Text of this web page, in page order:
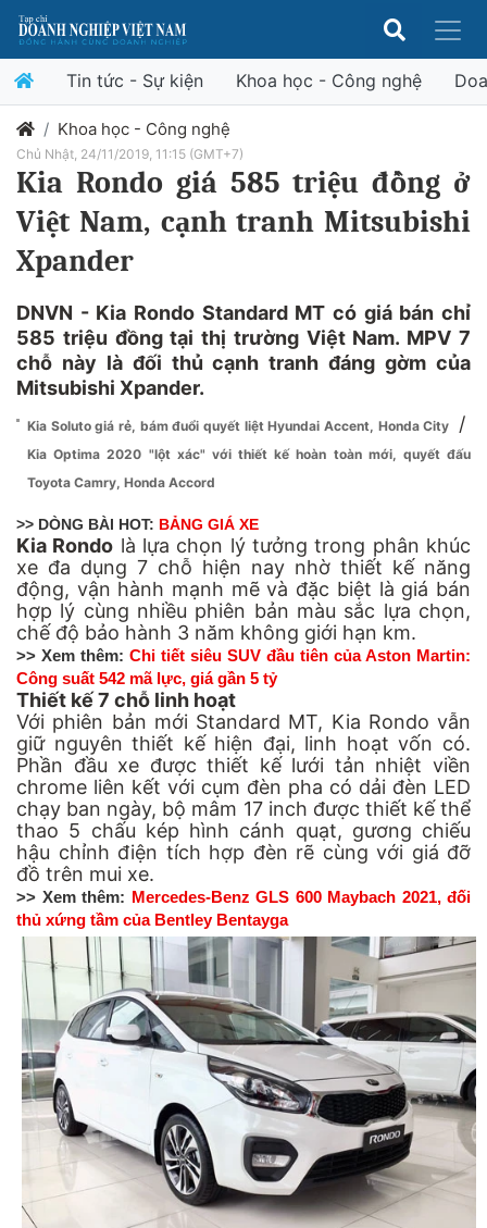
Tin tức - Sự kiện Khoa học - Công nghệ
Khoa học - Công nghệ
Chủ Nhật, 24/11/2019, 11:15 (GMT+7)
Kia Rondo giá 585 triệu đồng ở
Việt Nam, cạnh tranh Mitsubishi
Xpander
DNVN - Kia Rondo Standard MT có giá bán chỉ
585 triệu đồng tại thị trường Việt Nam. MPV 7
chỗ này là đối thủ cạnh tranh đáng gờm của
Mitsubishi Xpander.
Kia Soluto giá rẻ, bám đuổi quyết liệt Hyundai Accent, Honda City /
Kia Optima 2020 "lột xác" với thiết kế hoàn toàn mới, quyết đấu
Toyota Camry, Honda Accord
>> DÒNG BÀI HOT: BẢNG GIÁ XE
Kia Rondo là lựa chọn lý tưởng trong phân khúc
xe đa dụng 7 chỗ hiện nay nhờ thiết kế năng
động, vận hành mạnh mẽ và đặc biệt là giá bán
hợp lý cùng nhiều phiên bản màu sắc lựa chọn,
chế độ bảo hành 3 năm không giới hạn km.
>> Xem thêm: Chi tiết siêu SUV đầu tiên của Aston Martin:
Công suất 542 mã lực, giá gần 5 tỷ
Thiết kế 7 chỗ linh hoạt
Với phiên bản mới Standard MT, Kia Rondo vẫn
giữ nguyên thiết kế hiện đại, linh hoạt vốn có.
Phần đầu xe được thiết kế lưới tản nhiệt viền
chrome liên kết với cụm đèn pha có dải đèn LED
chạy ban ngày, bộ mâm 17 inch được thiết kế thể
thao 5 chấu kép hình cánh quạt, gương chiếu
hậu chỉnh điện tích hợp đèn rẽ cùng với giá đỡ
đồ trên mui xe.
>> Xem thêm: Mercedes-Benz GLS 600 Maybach 2021, đối
thủ xứng tầm của Bentley Bentayga